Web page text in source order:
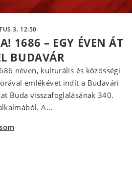
3. 12:50
1686 – EGY ÉVEN ÁT
BUDAVÁR
néven, kulturális és közösségi
emlékévet indít a Budavári
Buda visszafoglalásának 340.
A...